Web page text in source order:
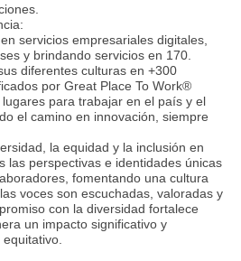
servicios empresariales digitales,
y brindando servicios en 170.
diferentes culturas en +300
por Great Place To Work®
para trabajar en el país y el
el camino en innovación, siempre
la equidad y la inclusión en
las perspectivas e identidades únicas
fomentando una cultura
voces son escuchadas, valoradas y
con la diversidad fortalece
un impacto significativo y